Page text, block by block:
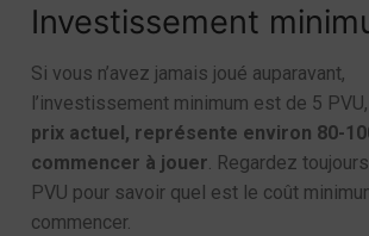
Investissement
Si vous n’avez jamais joué auparavant,
l’investissement minimum est de 5 PVU,
prix actuel, représente environ 80-
commencer à jouer. Regardez
PVU pour savoir quel est le coût
commencer.